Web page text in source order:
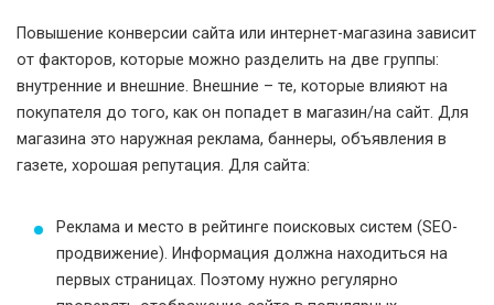
Повышение конверсии сайта или интернет-магазина зависит
от факторов, которые можно разделить на две группы:
внутренние и внешние. Внешние – те, которые влияют на
покупателя до того, как он попадет в магазин/на сайт. Для
магазина это наружная реклама, баннеры, объявления в
газете, хорошая репутация. Для сайта:
Реклама и место в рейтинге поисковых систем (SEO-
продвижение). Информация должна находиться на
первых страницах. Поэтому нужно регулярно